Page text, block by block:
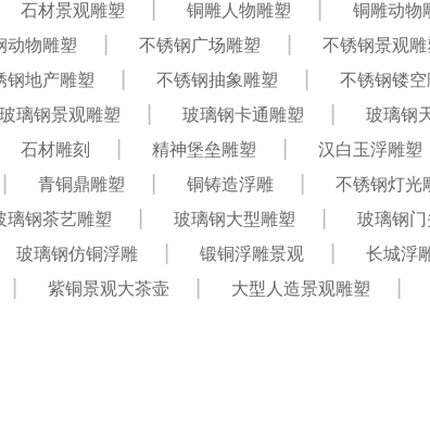
石材景观雕塑 铜雕人物雕塑 铜雕动物
动物雕塑 不锈钢广场雕塑 不锈钢景观雕
钢地产雕塑 不锈钢抽象雕塑 不锈钢镂空
玻璃钢景观雕塑 玻璃钢卡通雕塑 玻璃钢
石材雕刻 精神堡垒雕塑 汉白玉浮雕塑
青铜鼎雕塑 铜铸造浮雕 不锈钢灯光
璃钢茶艺雕塑 玻璃钢大型雕塑 玻璃钢
玻璃钢仿铜浮雕 锻铜浮雕景观 长城浮
紫铜景观大茶壶 大型人造景观雕塑